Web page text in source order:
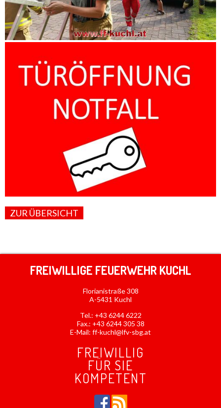
ZUR ÜBERSICHT
FREIWILLIGE FEUERWEHR KUCHL
Florianistraße 308
A-5431 Kuchl
Tel.: +43 6244 6222
Fax.: +43 6244 305 38
E-Mail: ff-kuchl@lfv-sbg.at
FREIWILLIG
FÜR SIE
KOMPETENT